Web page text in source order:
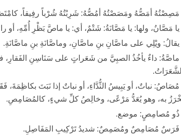
مَصِصْتُهُ أمَصُّهُ ومَصَصْتُهُ أمُصُّهُ: شَرِبْتُهُ شُرْباً رفِيقاً،
يا مَصَّانُ، ولها: يا مَصَّانَةُ: شَتْمٌ، أي: يا ماصَّ بَظْرِ أُمِّهِ، أو
يقالُ: ويْلِي على ماصَّانِ بنِ ماصَّانِ، وماصَّانَةِ بنِ ماصَّانَةِ.
ماصَّةُ: داءٌ يأخُذُ الصبِيَّ من شَعَراتٍ على سَنَاسِنِ الفَقارِ،
الشَّعَرَاتُ.
مُصَاصُ: نباتٌ، أو يَبِيسُ الثُّدَّاءِ، أو نباتٌ إذا نَبَتَ بكاظِمَةَ،
به، وهو يُعَدُّ مَرْعًى، وخالِصُ كلِّ شيءٍ، كالمُصَامِصِ.
ذُو مُصامِصٍ: موضع.
فَرَسٌ مُصَامِصٌ ومُصَمِصٌ: شديدُ تَرْكِيبِ المَفَاصِلِ.